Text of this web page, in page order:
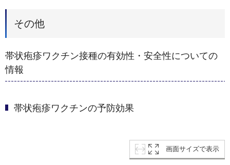
その他
帯状疱疹ワクチン接種の有効性・安全性についての
情報
帯状疱疹ワクチンの予防効果
画面サイズで表示